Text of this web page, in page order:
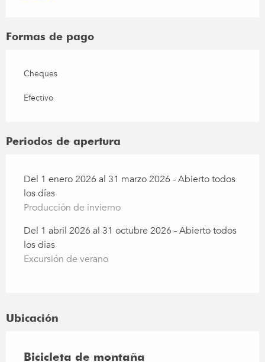
Formas de pago
Cheques
Efectivo
Periodos de apertura
Del 1 enero 2026 al 31 marzo 2026 - Abierto todos
los días
Producción de invierno
Del 1 abril 2026 al 31 octubre 2026 - Abierto todos
los días
Excursión de verano
Ubicación
Bicicleta de montaña